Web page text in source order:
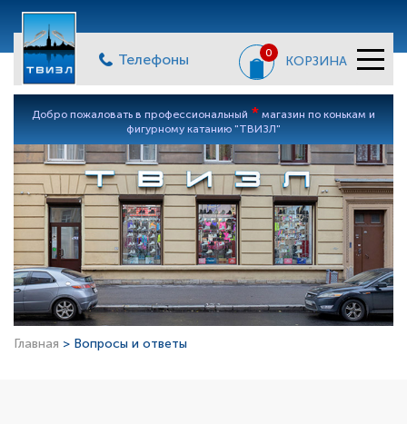
Телефоны 0
КОРЗИНА
Добро пожаловать в профессиональный * магазин по конькам и
фигурному катанию "ТВИЗЛ"
Главная > Вопросы и ответы